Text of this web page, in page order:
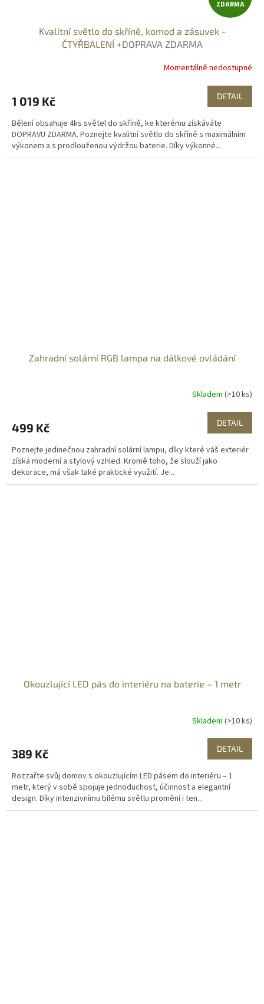
D
R
M
A
ZDARMA
Kvalitní světlo do skříně, komod a zásuvek -
ČTYŘBALENÍ +DOPRAVA ZDARMA
Momentálně nedostupné
1 019 Kč DETAIL
Bělení obsahuje 4ks světel do skříně, ke kterému získáváte
DOPRAVU ZDARMA. Poznejte kvalitní světlo do skříně s maximálním
výkonem a s prodlouženou výdržou baterie. Díky výkonné...
Zahradní solární RGB lampa na dálkové ovládání
Skladem (>10 ks)
499 Kč DETAIL
Poznejte jedinečnou zahradní solární lampu, díky které váš exteriér
získá moderní a stylový vzhled. Kromě toho, že slouží jako
dekorace, má však také praktické využití. Je...
Okouzlující LED pás do interiéru na baterie – 1 metr
Skladem (>10 ks)
389 Kč DETAIL
Rozzařte svůj domov s okouzlujícím LED pásem do interiéru – 1
metr, který v sobě spojuje jednoduchost, účinnost a elegantní
design. Díky intenzivnímu bílému světlu promění i ten...